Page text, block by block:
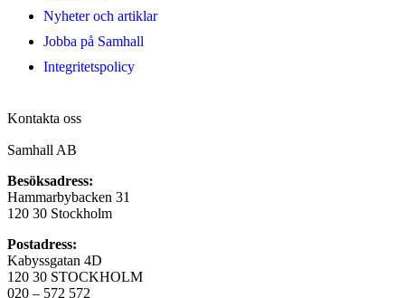
Nyheter och artiklar
Jobba på Samhall
Integritetspolicy
Kontakta oss
Samhall AB
Besöksadress:
Hammarbybacken 31
120 30 Stockholm
Postadress:
Kabyssgatan 4D
120 30 STOCKHOLM
020 – 572 572